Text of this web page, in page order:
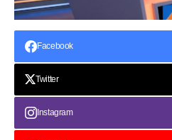
Facebook
Twitter
Instagram